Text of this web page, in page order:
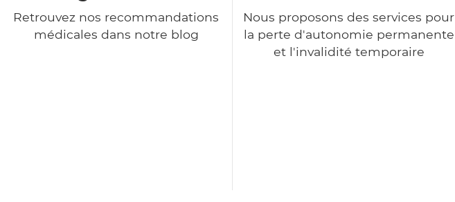
Retrouvez nos recommandations
médicales dans notre blog
Nous proposons des services pour
la perte d'autonomie permanente
et l'invalidité temporaire